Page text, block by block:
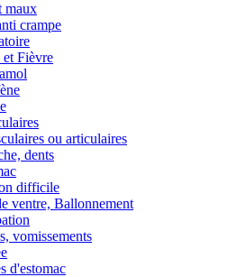
maux
crampe
Fièvre
ou articulaires
dents
difficile
ventre, Ballonnement
vomissements
d'estomac